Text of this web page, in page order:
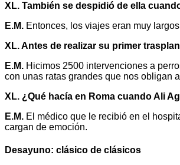
XL. También se despidió de ella
E.M. Entonces, los viajes eran muy
XL. Antes de realizar su primer
E.M. Hicimos 2500 intervenciones a
con unas ratas grandes que nos obligan
XL. ¿Qué hacía en Roma cuando Ali
E.M. El médico que le recibió en el
cargan de emoción.
Desayuno: clásico de clásicos